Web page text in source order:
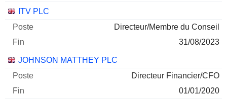
ITV PLC
Directeur/Membre du Conseil
31/08/2023
JOHNSON MATTHEY PLC
Directeur Financier/CFO
01/01/2020